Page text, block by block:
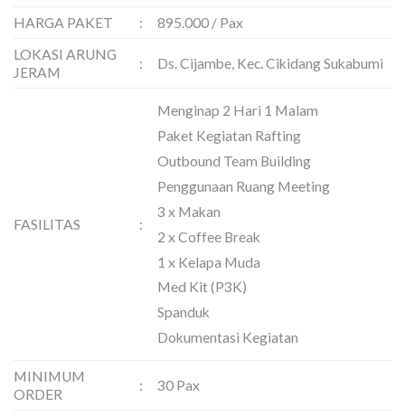
HARGA PAKET :
895.000 / Pax
LOKASI ARUNG
JERAM
: Ds. Cijambe, Kec. Cikidang Sukabumi
FASILITAS :
Menginap 2 Hari 1 Malam
Paket Kegiatan Rafting
Outbound Team Building
Penggunaan Ruang Meeting
3 x Makan
2 x Coffee Break
1 x Kelapa Muda
Med Kit (P3K)
Spanduk
Dokumentasi Kegiatan
MINIMUM
ORDER
: 30 Pax